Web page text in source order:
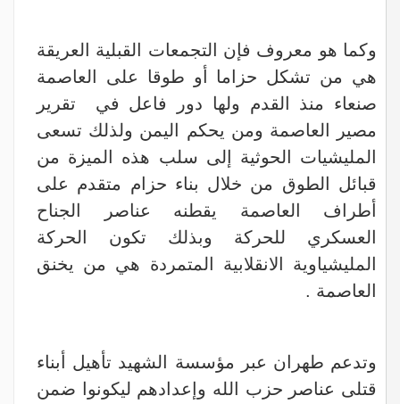
وكما هو معروف فإن التجمعات القبلية العريقة
هي من تشكل حزاما أو طوقا على العاصمة
صنعاء منذ القدم ولها دور فاعل في تقرير
مصير العاصمة ومن يحكم اليمن ولذلك تسعى
المليشيات الحوثية إلى سلب هذه الميزة من
قبائل الطوق من خلال بناء حزام متقدم على
أطراف العاصمة يقطنه عناصر الجناح
العسكري للحركة وبذلك تكون الحركة
المليشياوية الانقلابية المتمردة هي من يخنق
العاصمة .
وتدعم طهران عبر مؤسسة الشهيد تأهيل أبناء
قتلى عناصر حزب الله وإعدادهم ليكونوا ضمن